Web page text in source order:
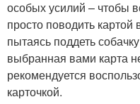
особых усилий – чтобы
просто поводить
пытаясь поддеть
выбранная вами карта
рекомендуется
карточкой.